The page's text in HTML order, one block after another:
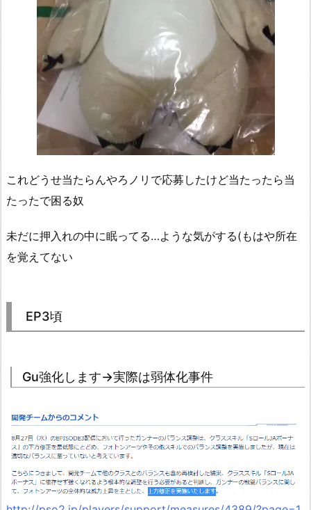
これどうせ当たらんやろノリで応募したけど当たったら当
たったで困る奴
未だに押入れの中に眠ってる…ような気がする(もはや所在
を覚えてない
EP3頃
Gu強化します→実際は弱体化事件